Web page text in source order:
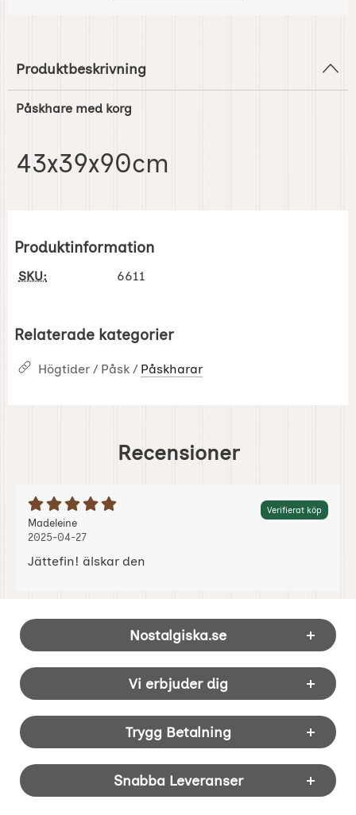
Produktbeskrivning
Påskhare med korg
43x39x90cm
Produktinformation
SKU: 6611
Relaterade kategorier
Högtider / Påsk / Påskharar
Recensioner
Betyg: 5 Stjärnor av 5 Verifierat köp
Recension av:
Madeleine, 2025-04-27
, 2025-04-27
2025-04-27
Jättefin! älskar den
Sidfot Blandad info och länkar
Nostalgiska.se
Vi erbjuder dig
Trygg Betalning
Snabba Leveranser